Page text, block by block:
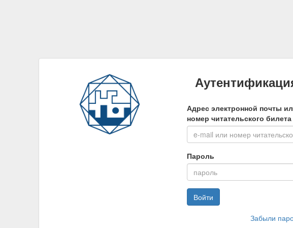
Адрес электронной почты
номер читательского билета
Пароль
Войти
Забыли